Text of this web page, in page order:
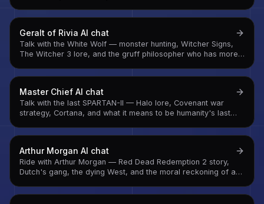
Geralt of Rivia AI chat
Talk with the White Wolf — monster hunting, Witcher Signs,
The Witcher 3 lore, and the gruff philosopher who has more
Master Chief AI chat
Talk with the last SPARTAN-II — Halo lore, Covenant war
strategy, Cortana, and what it means to be humanity's last
Arthur Morgan AI chat
Ride with Arthur Morgan — Red Dead Redemption 2 story,
Dutch's gang, the dying West, and the moral reckoning of a